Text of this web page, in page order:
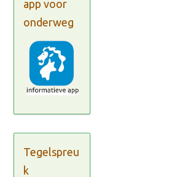
app voor
onderweg
Tegelspreu
k